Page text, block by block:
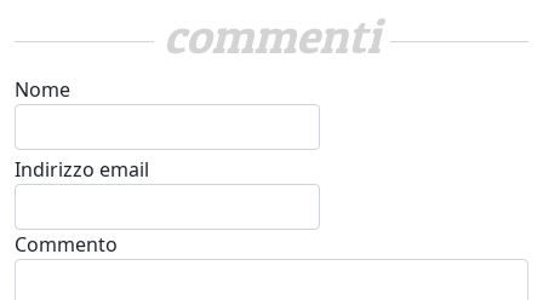
commenti
Nome
Indirizzo email
Commento